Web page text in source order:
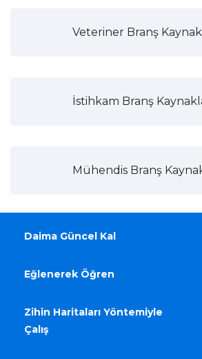
Veteriner Branş
İstihkam Branş
Mühendis Branş
Daima Güncel Kal
Eğlenerek Öğren
Zihin Haritaları Yöntemiyle
Çalış